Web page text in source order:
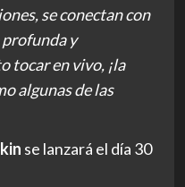
se conectan con
profunda y
tocar en vivo, ¡la
algunas de las
se lanzará el día 30